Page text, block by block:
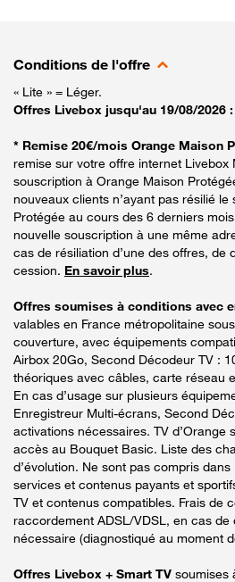
Conditions de l'offre
« Lite » = Léger.
Offres Livebox jusqu'au 19/08/2026 :
* Remise 20€/mois Orange Maison
remise sur votre offre internet Livebox
souscription à Orange Maison
nouveaux clients n’ayant pas résilié
Protégée au cours des 6 derniers
nouvelle souscription à une même
cas de résiliation d’une des offres, de
cession. En savoir plus.
Offres soumises à conditions avec
valables en France métropolitaine
couverture, avec équipements
Airbox 20Go, Second Décodeur TV :
théoriques avec câbles, carte réseau
En cas d’usage sur plusieurs
Enregistreur Multi-écrans, Second
activations nécessaires. TV d’Orange
accès au Bouquet Basic. Liste des
d’évolution. Ne sont pas compris
services et contenus payants et
TV et contenus compatibles. Frais de
raccordement ADSL/VDSL, en cas
nécessaire (diagnostiqué au moment
Offres Livebox + Smart TV soumises